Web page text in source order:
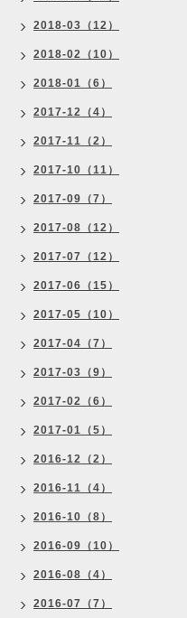
2018-03（12）
2018-02（10）
2018-01（6）
2017-12（4）
2017-11（2）
2017-10（11）
2017-09（7）
2017-08（12）
2017-07（12）
2017-06（15）
2017-05（10）
2017-04（7）
2017-03（9）
2017-02（6）
2017-01（5）
2016-12（2）
2016-11（4）
2016-10（8）
2016-09（10）
2016-08（4）
2016-07（7）